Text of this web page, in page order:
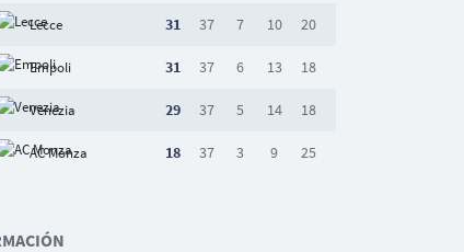
Lecce 31 37 7 10 20
Empoli 31 37 6 13 18
Venezia 29 37 5 14 18
AC Monza 18 37 3 9 25